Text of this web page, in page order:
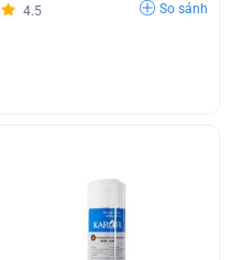
4.5 So sánh